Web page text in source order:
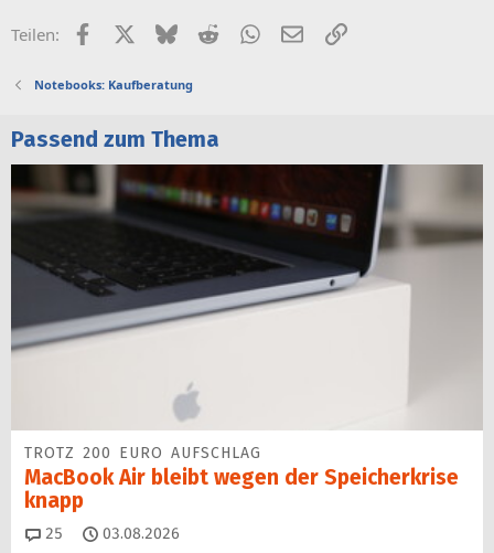
Teilen: FacebookX (Twitter)
BlueskyRedditWhatsApp
E-MailLink
Notebooks: Kaufberatung
Passend zum Thema
TROTZ 200 EURO AUFSCHLAG
MacBook Air bleibt wegen der Speicherkrise
knapp
25 Kommentare
03.08.2026